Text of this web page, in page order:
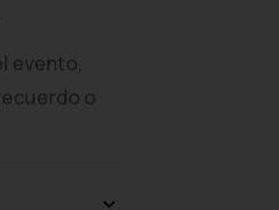
evento,
o